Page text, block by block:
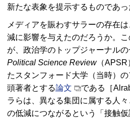
新たな表象を提示するものであっ
メディアを賑わすサラーの存在
減に影響を与えたのだろうか。
が、政治学のトップジャーナル
Political Science Review（APSR
たスタンフォード大学（当時）
頭著者とする論文 である［
ラらは、異なる集団に属する人
の低減につながるという「接触